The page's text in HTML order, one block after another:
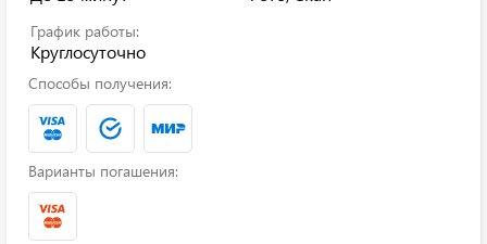
График работы:
Круглосуточно
Способы получения:
Варианты погашения: